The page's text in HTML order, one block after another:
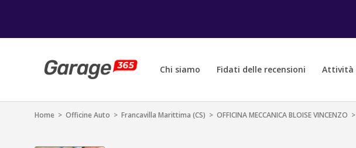
Chi siamo Fidati delle recensioni Attività
Home > Officine Auto > Francavilla Marittima (CS) > OFFICINA MECCANICA BLOISE VINCENZO >